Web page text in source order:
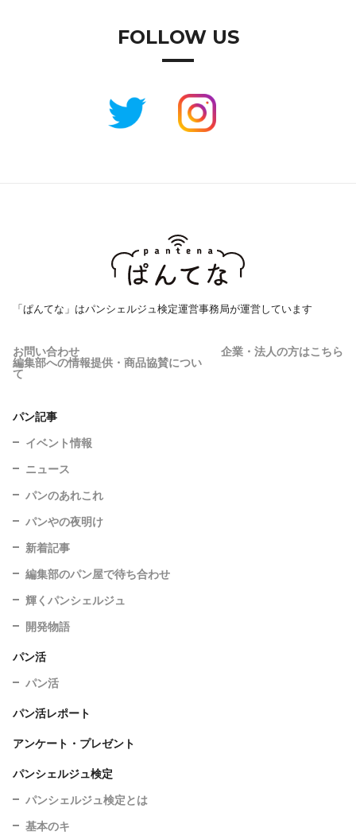
FOLLOW US
「ぱんてな」はパンシェルジュ検定運営事務局が運営しています
お問い合わせ 企業・法人の方はこちら
編集部への情報提供・商品協賛につい
て
パン記事
イベント情報
ニュース
パンのあれこれ
パンやの夜明け
新着記事
編集部のパン屋で待ち合わせ
輝くパンシェルジュ
開発物語
パン活
パン活
パン活レポート
アンケート・プレゼント
パンシェルジュ検定
パンシェルジュ検定とは
基本のキ